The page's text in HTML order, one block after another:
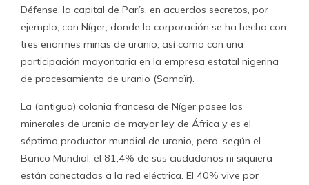
Défense, la capital de París, en acuerdos secretos, por
ejemplo, con Níger, donde la corporación se ha hecho con
tres enormes minas de uranio, así como con una
participación mayoritaria en la empresa estatal nigerina
de procesamiento de uranio (Somaïr).
La (antigua) colonia francesa de Níger posee los
minerales de uranio de mayor ley de África y es el
séptimo productor mundial de uranio, pero, según el
Banco Mundial, el 81,4% de sus ciudadanos ni siquiera
están conectados a la red eléctrica. El 40% vive por